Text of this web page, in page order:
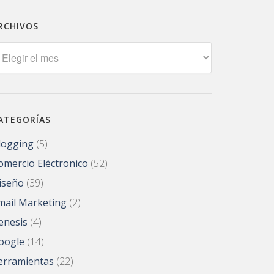
(5)
Eléctronico (52)
(39)
Marketing (2)
(4)
(14)
(22)